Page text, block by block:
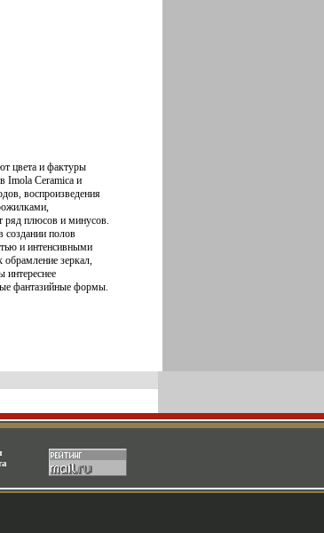
цвета и фактуры
Imola Ceramica и
воспроизведения
ряд плюсов и минусов.
создании полов
и интенсивными
обрамление зеркал,
интереснее
фантазийные формы.